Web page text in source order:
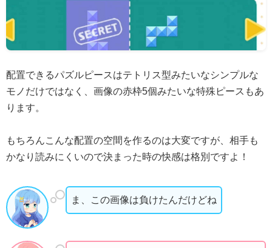
配置できるパズルピースはテトリス型みたいなシンプルな
モノだけではなく、画像の赤枠5個みたいな特殊ピースもあ
ります。
もちろんこんな配置の空間を作るのは大変ですが、相手も
かなり読みにくいので決まった時の快感は格別ですよ！
ま、この画像は負けたんだけどね